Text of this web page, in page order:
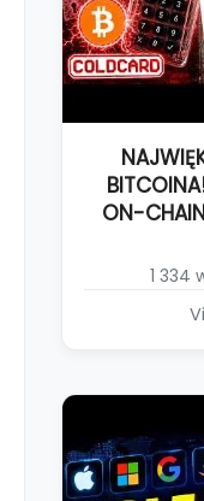
ON-
1 334